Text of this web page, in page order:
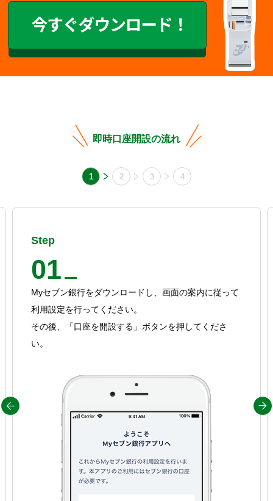
即時口座開設の流れ
1 2 3 4
Step
01
Myセブン銀行をダウンロードし、画面の案内に従って
利用設定を行ってください。
その後、「口座を開設する」ボタンを押してくださ
い。